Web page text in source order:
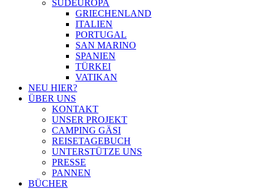
SÜDEUROPA
GRIECHENLAND
ITALIEN
PORTUGAL
SAN MARINO
SPANIEN
TÜRKEI
VATIKAN
NEU HIER?
ÜBER UNS
KONTAKT
UNSER PROJEKT
CAMPING GÄSI
REISETAGEBUCH
UNTERSTÜTZE UNS
PRESSE
PANNEN
BÜCHER